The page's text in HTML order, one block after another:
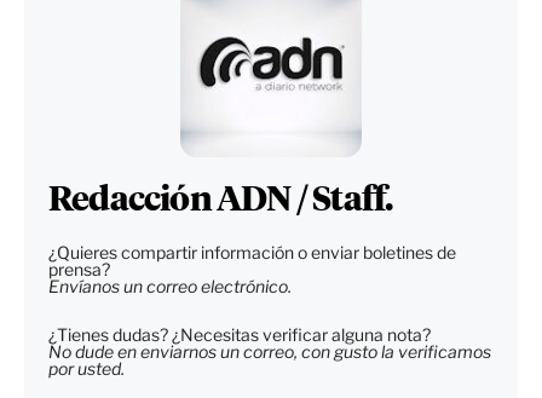
Redacción ADN / Staff.
¿Quieres compartir información o enviar boletines de
prensa?
Envíanos un correo electrónico.
¿Tienes dudas? ¿Necesitas verificar alguna nota?
No dude en enviarnos un correo, con gusto la verificamos
por usted.